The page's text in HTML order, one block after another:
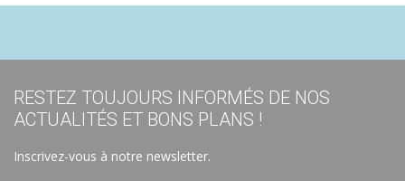
RESTEZ TOUJOURS INFORMÉS DE NOS
ACTUALITÉS ET BONS PLANS !
Inscrivez-vous à notre newsletter.